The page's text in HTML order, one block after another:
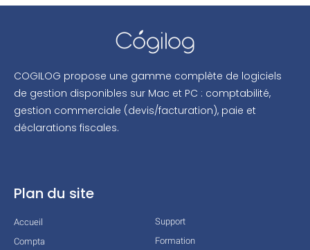
COGILOG propose une gamme complète de logiciels
de gestion disponibles sur Mac et PC : comptabilité,
gestion commerciale (devis/facturation), paie et
déclarations fiscales.
Plan du site
Accueil
Compta
Support
Formation